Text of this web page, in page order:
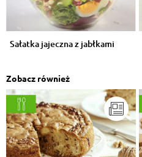
Sałatka jajeczna z jabłkami
Zobacz również